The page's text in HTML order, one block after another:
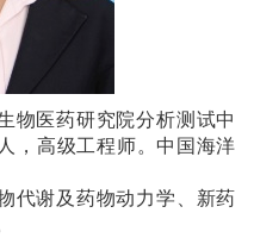
物医药研究院分析测试中
，高级工程师。中国海洋
代谢及药物动力学、新药